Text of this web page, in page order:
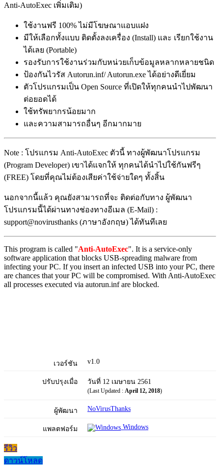
Anti-AutoExec เพิ่มเติม)
ใช้งานฟรี 100% ไม่มีโฆษณาแอบแฝง
มีให้เลือกทั้งแบบ ติดตั้งลงเครื่อง (Install) และ เรียกใช้งาน
ได้เลย (Portable)
รองรับการใช้งานร่วมกับหน่วยเก็บข้อมูลหลากหลายชนิด
ป้องกันไวรัส Autorun.inf/ Autorun.exe ได้อย่างดีเยี่ยม
ตัวโปรแกรมเป็น Open Source ที่เปิดให้ทุกคนนำไปพัฒนา
ต่อยอดได้
ใช้ทรัพยากรน้อยมาก
และความสามารถอื่นๆ อีกมากมาย
Note : โปรแกรม Anti-AutoExec ตัวนี้ ทางผู้พัฒนาโปรแกรม
(Program Developer) เขาได้แจกให้ ทุกคนได้นำไปใช้กันฟรีๆ
(FREE) โดยที่คุณไม่ต้องเสียค่าใช้จ่ายใดๆ ทั้งสิ้น
นอกจากนี้แล้ว คุณยังสามารถที่จะ ติดต่อกับทาง ผู้พัฒนา
โปรแกรมนี้ได้ผ่านทางช่องทางอีเมล (E-Mail) :
support@novirusthanks (ภาษาอังกฤษ) ได้ทันทีเลย
This program is called "Anti-AutoExec". It is a service-only
software application that blocks USB-spreading malware from
infecting your PC. If you insert an infected USB into your PC, there
are chances that your PC will be compromised. With Anti-AutoExec
all processes executed via autorun.inf are blocked.
เวอร์ชัน v1.0
ปรับปรุงเมื่อ วันที่ 12 เมษายน 2561
(Last Updated : April 12, 2018)
ผู้พัฒนา NoVirusThanks
แพลตฟอร์ม Windows
รีวิว
ดาวน์โหลด